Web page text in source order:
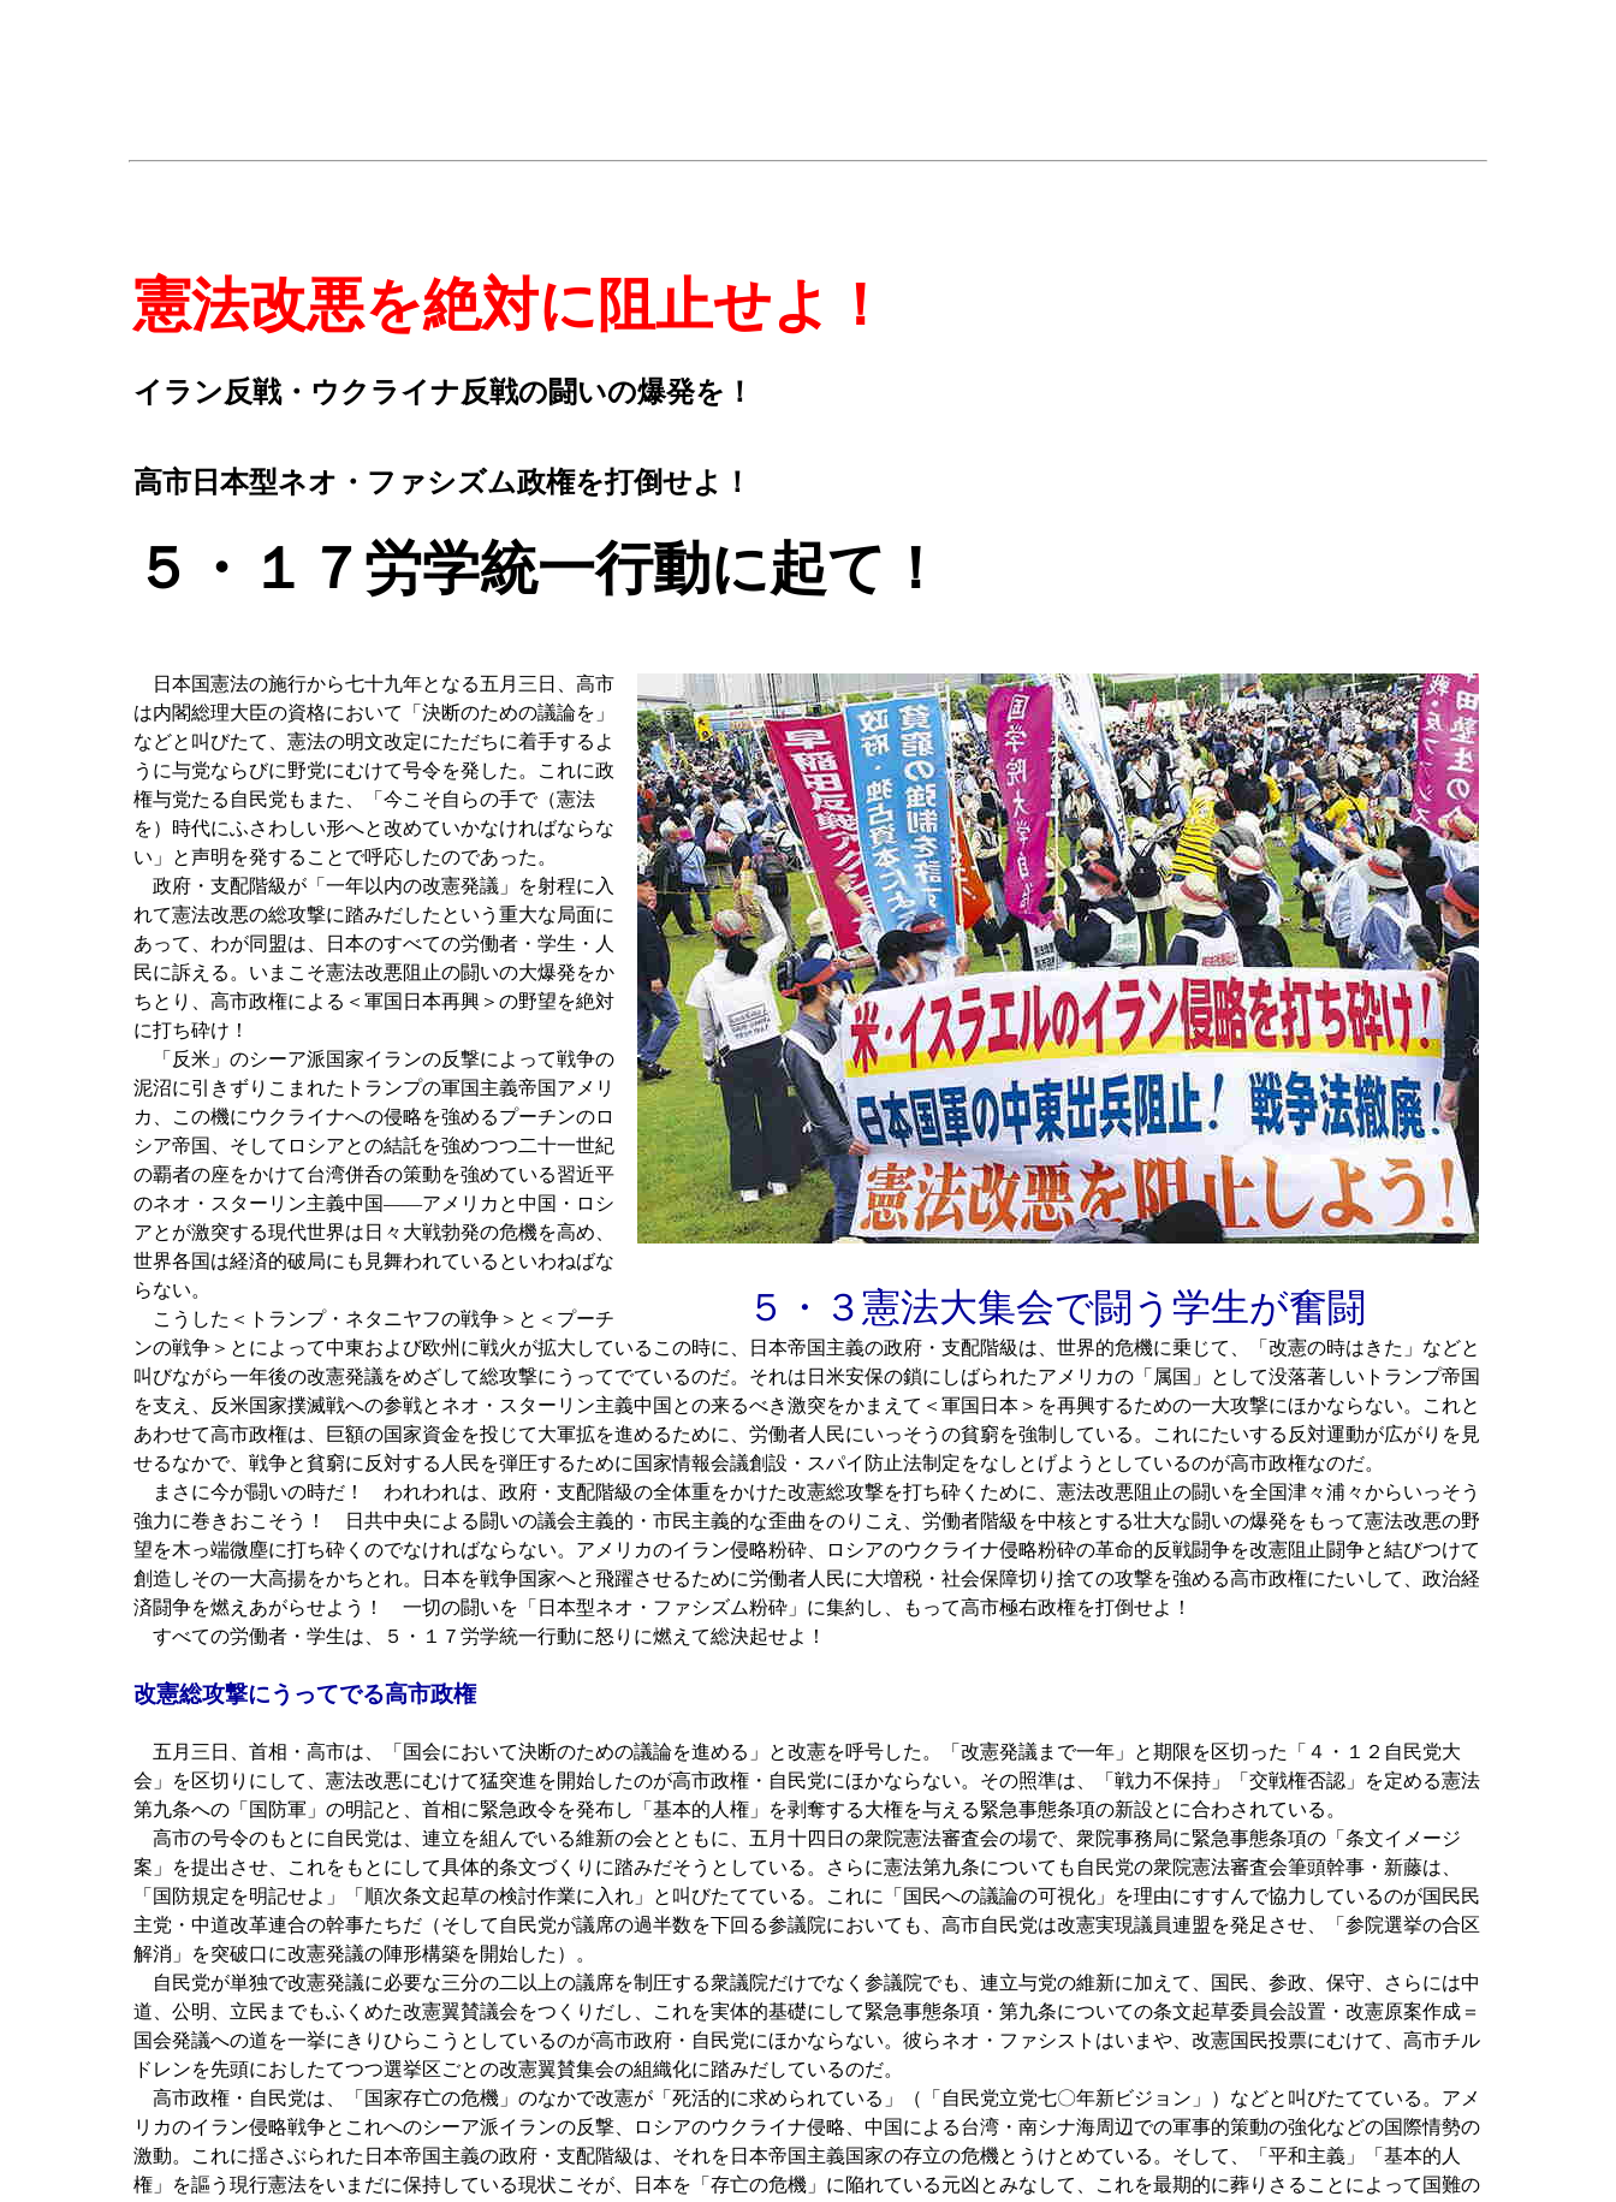
憲法改悪を絶対に阻止せよ！
イラン反戦・ウクライナ反戦の闘いの爆発を！
高市日本型ネオ・ファシズム政権を打倒せよ！
５・１７労学統一行動に起て！
５・３憲法大集会で闘う学生が奮闘
日本国憲法の施行から七十九年となる五月三日、高市
は内閣総理大臣の資格において「決断のための議論を」
などと叫びたて、憲法の明文改定にただちに着手するよ
うに与党ならびに野党にむけて号令を発した。これに政
権与党たる自民党もまた、「今こそ自らの手で（憲法
を）時代にふさわしい形へと改めていかなければならな
い」と声明を発することで呼応したのであった。
政府・支配階級が「一年以内の改憲発議」を射程に入
れて憲法改悪の総攻撃に踏みだしたという重大な局面に
あって、わが同盟は、日本のすべての労働者・学生・人
民に訴える。いまこそ憲法改悪阻止の闘いの大爆発をか
ちとり、高市政権による＜軍国日本再興＞の野望を絶対
に打ち砕け！
「反米」のシーア派国家イランの反撃によって戦争の
泥沼に引きずりこまれたトランプの軍国主義帝国アメリ
カ、この機にウクライナへの侵略を強めるプーチンのロ
シア帝国、そしてロシアとの結託を強めつつ二十一世紀
の覇者の座をかけて台湾併呑の策動を強めている習近平
のネオ・スターリン主義中国――アメリカと中国・ロシ
アとが激突する現代世界は日々大戦勃発の危機を高め、
世界各国は経済的破局にも見舞われているといわねばな
らない。
こうした＜トランプ・ネタニヤフの戦争＞と＜プーチ
ンの戦争＞とによって中東および欧州に戦火が拡大しているこの時に、日本帝国主義の政府・支配階級は、世界的危機に乗じて、「改憲の時はきた」などと
叫びながら一年後の改憲発議をめざして総攻撃にうってでているのだ。それは日米安保の鎖にしばられたアメリカの「属国」として没落著しいトランプ帝国
を支え、反米国家撲滅戦への参戦とネオ・スターリン主義中国との来るべき激突をかまえて＜軍国日本＞を再興するための一大攻撃にほかならない。これと
あわせて高市政権は、巨額の国家資金を投じて大軍拡を進めるために、労働者人民にいっそうの貧窮を強制している。これにたいする反対運動が広がりを見
せるなかで、戦争と貧窮に反対する人民を弾圧するために国家情報会議創設・スパイ防止法制定をなしとげようとしているのが高市政権なのだ。
まさに今が闘いの時だ！ われわれは、政府・支配階級の全体重をかけた改憲総攻撃を打ち砕くために、憲法改悪阻止の闘いを全国津々浦々からいっそう
強力に巻きおこそう！ 日共中央による闘いの議会主義的・市民主義的な歪曲をのりこえ、労働者階級を中核とする壮大な闘いの爆発をもって憲法改悪の野
望を木っ端微塵に打ち砕くのでなければならない。アメリカのイラン侵略粉砕、ロシアのウクライナ侵略粉砕の革命的反戦闘争を改憲阻止闘争と結びつけて
創造しその一大高揚をかちとれ。日本を戦争国家へと飛躍させるために労働者人民に大増税・社会保障切り捨ての攻撃を強める高市政権にたいして、政治経
済闘争を燃えあがらせよう！ 一切の闘いを「日本型ネオ・ファシズム粉砕」に集約し、もって高市極右政権を打倒せよ！
すべての労働者・学生は、５・１７労学統一行動に怒りに燃えて総決起せよ！
改憲総攻撃にうってでる高市政権
五月三日、首相・高市は、「国会において決断のための議論を進める」と改憲を呼号した。「改憲発議まで一年」と期限を区切った「４・１２自民党大
会」を区切りにして、憲法改悪にむけて猛突進を開始したのが高市政権・自民党にほかならない。その照準は、「戦力不保持」「交戦権否認」を定める憲法
第九条への「国防軍」の明記と、首相に緊急政令を発布し「基本的人権」を剥奪する大権を与える緊急事態条項の新設とに合わされている。
高市の号令のもとに自民党は、連立を組んでいる維新の会とともに、五月十四日の衆院憲法審査会の場で、衆院事務局に緊急事態条項の「条文イメージ
案」を提出させ、これをもとにして具体的条文づくりに踏みだそうとしている。さらに憲法第九条についても自民党の衆院憲法審査会筆頭幹事・新藤は、
「国防規定を明記せよ」「順次条文起草の検討作業に入れ」と叫びたてている。これに「国民への議論の可視化」を理由にすすんで協力しているのが国民民
主党・中道改革連合の幹事たちだ（そして自民党が議席の過半数を下回る参議院においても、高市自民党は改憲実現議員連盟を発足させ、「参院選挙の合区
解消」を突破口に改憲発議の陣形構築を開始した）。
自民党が単独で改憲発議に必要な三分の二以上の議席を制圧する衆議院だけでなく参議院でも、連立与党の維新に加えて、国民、参政、保守、さらには中
道、公明、立民までもふくめた改憲翼賛議会をつくりだし、これを実体的基礎にして緊急事態条項・第九条についての条文起草委員会設置・改憲原案作成＝
国会発議への道を一挙にきりひらこうとしているのが高市政府・自民党にほかならない。彼らネオ・ファシストはいまや、改憲国民投票にむけて、高市チル
ドレンを先頭におしたてつつ選挙区ごとの改憲翼賛集会の組織化に踏みだしているのだ。
高市政権・自民党は、「国家存亡の危機」のなかで改憲が「死活的に求められている」（「自民党立党七〇年新ビジョン」）などと叫びたてている。アメ
リカのイラン侵略戦争とこれへのシーア派イランの反撃、ロシアのウクライナ侵略、中国による台湾・南シナ海周辺での軍事的策動の強化などの国際情勢の
激動。これに揺さぶられた日本帝国主義の政府・支配階級は、それを日本帝国主義国家の存立の危機とうけとめている。そして、「平和主義」「基本的人
権」を謳う現行憲法をいまだに保持している現状こそが、日本を「存亡の危機」に陥れている元凶とみなして、これを最期的に葬りさることによって国難の